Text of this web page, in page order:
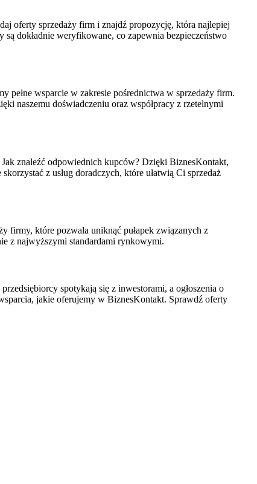
oferty sprzedaży firm i znajdź propozycję, która najlepiej
dokładnie weryfikowane, co zapewnia bezpieczeństwo
pełne wsparcie w zakresie pośrednictwa w sprzedaży firm.
naszemu doświadczeniu oraz współpracy z rzetelnymi
znaleźć odpowiednich kupców? Dzięki BiznesKontakt,
z usług doradczych, które ułatwią Ci sprzedaż
firmy, które pozwala uniknąć pułapek związanych z
z najwyższymi standardami rynkowymi.
spotykają się z inwestorami, a ogłoszenia o
jakie oferujemy w BiznesKontakt. Sprawdź oferty